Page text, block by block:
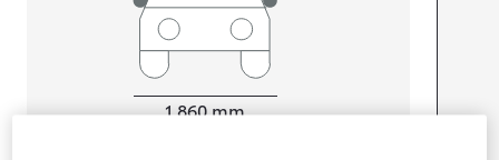
1 860mm